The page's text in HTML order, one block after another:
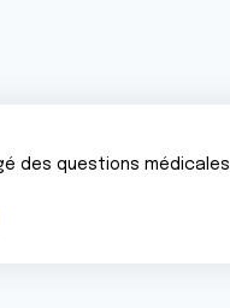
des questions médicales